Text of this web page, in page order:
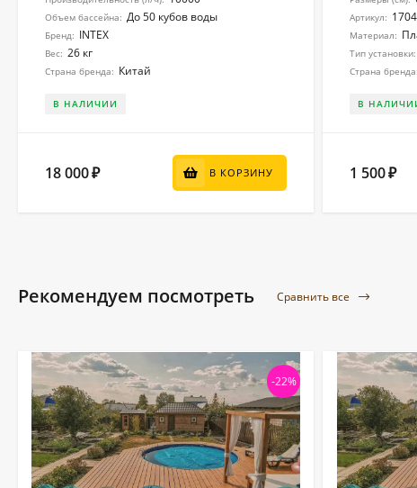
Объем бассейна: До 50 кубов воды
Бренд: INTEX
Вес: 26 кг
Страна бренда: Китай
В НАЛИЧИИ
18 000₽ В КОРЗИНУ
Артикул:
Материал:
Тип установки:
Страна бренда:
В
1 500₽
Рекомендуем посмотреть Сравнить все
-22%